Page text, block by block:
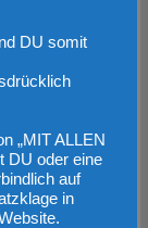
Freiheit!
DU somit
„MIT ALLEN
DU oder eine
auf
in